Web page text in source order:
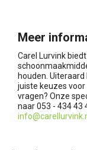
Meer
Carel Lurvink
houden.
juiste keuzes
vragen? Onze
naar 053 - 434 43